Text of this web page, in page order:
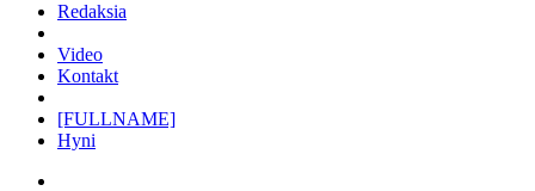
Redaksia
Video
Kontakt
[FULLNAME]
Hyni